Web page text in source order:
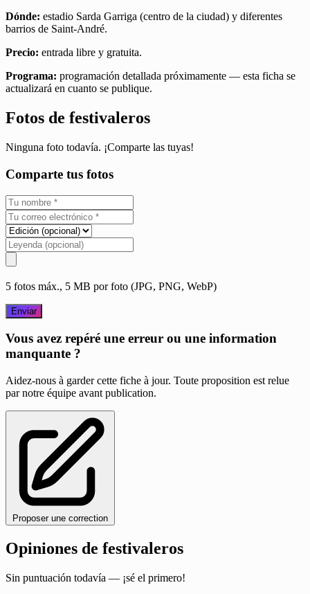
Dónde: estadio Sarda Garriga (centro de la ciudad) y diferentes
barrios de Saint-André.
Precio: entrada libre y gratuita.
Programa: programación detallada próximamente — esta ficha se
actualizará en cuanto se publique.
Fotos de festivaleros
Ninguna foto todavía. ¡Comparte las tuyas!
Comparte tus fotos
5 fotos máx., 5 MB por foto (JPG, PNG, WebP)
Enviar
Vous avez repéré une erreur ou une information
manquante ?
Aidez-nous à garder cette fiche à jour. Toute proposition est relue
par notre équipe avant publication.
Proposer une correction
Opiniones de festivaleros
Sin puntuación todavía — ¡sé el primero!